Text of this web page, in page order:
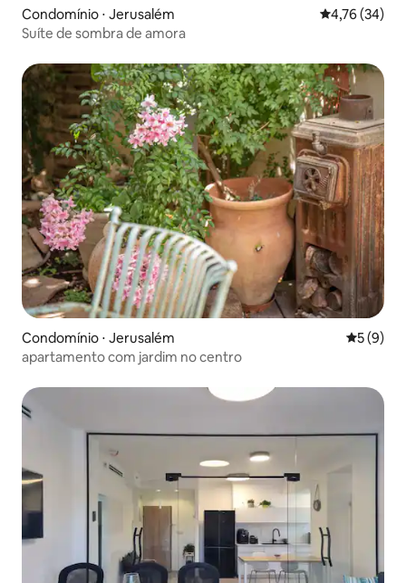
Condomínio ⋅ Jerusalém 4,76 de uma
4,76 (34)
Suíte de sombra de amora
Condomínio ⋅ Jerusalém 5 de
5 (9)
apartamento com jardim no centro